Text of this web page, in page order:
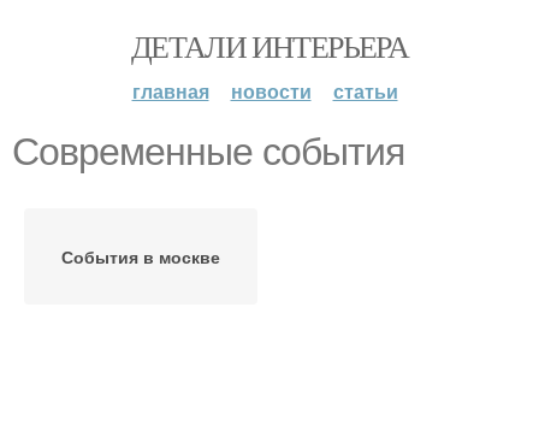
ДЕТАЛИ ИНТЕРЬЕРА
главная новости статьи
Современные события
События в москве